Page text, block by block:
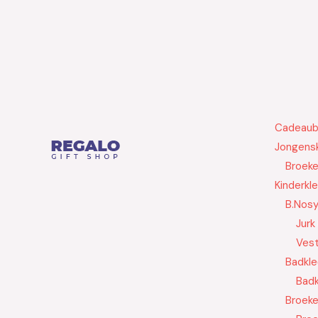
B.Nosy
Jurk
Vest